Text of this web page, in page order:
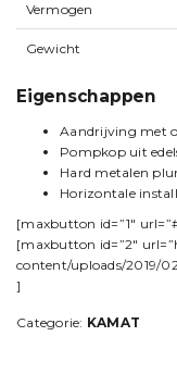
Vermogen
Gewicht
Eigenschappen
Aandrijving met
Pompkop uit
Hard metalen
Horizontale
[maxbutton id=”1″
[maxbutton id=”2″
content/uploads/2019/
]
Categorie: KAMAT